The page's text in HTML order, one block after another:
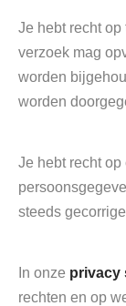
Je hebt recht op
verzoek mag
worden
worden
Je hebt recht op
steeds
In onze privacy
rechten en op